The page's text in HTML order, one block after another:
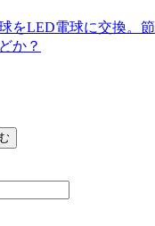
をLED電球に交換。節
か？